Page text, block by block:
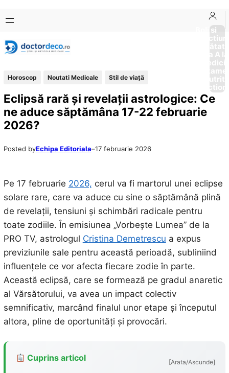
conținut
content
Boli si
Afectiuni
Sănătate
de la A
Horoscop Noutati Medicale Stil de viaţă
Eclipsă rară și revelații astrologice: Ce
ne aduce săptămâna 17-22 februarie
2026?
Posted byEchipa Editoriala–17 februarie 2026
Pe 17 februarie 2026, cerul va fi martorul unei eclipse
solare rare, care va aduce cu sine o săptămână plină
de revelații, tensiuni și schimbări radicale pentru
toate zodiile. În emisiunea „Vorbește Lumea” de la
PRO TV, astrologul Cristina Demetrescu a expus
previziunile sale pentru această perioadă, subliniind
influențele ce vor afecta fiecare zodie în parte.
Această eclipsă, care se formează pe gradul anaretic
al Vărsătorului, va avea un impact colectiv
semnificativ, marcând finalul unor etape și începutul
altora, pline de oportunități și provocări.
Cuprins articol [Arata/Ascunde]